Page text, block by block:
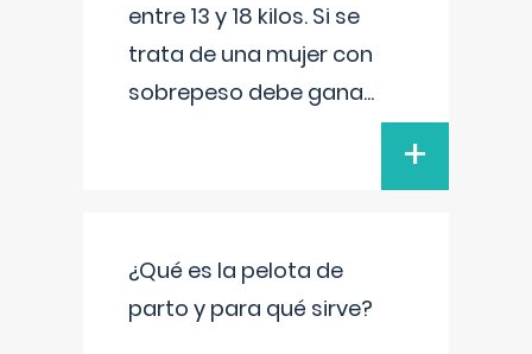
entre 13 y 18 kilos. Si se
trata de una mujer con
sobrepeso debe gana...
+
¿Qué es la pelota de
parto y para qué sirve?